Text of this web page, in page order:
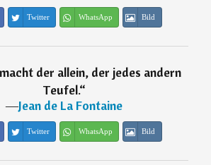
Twitter WhatsApp Bild
der allein, der jedes andern
Teufel.“
―Jean de La Fontaine
Twitter WhatsApp Bild